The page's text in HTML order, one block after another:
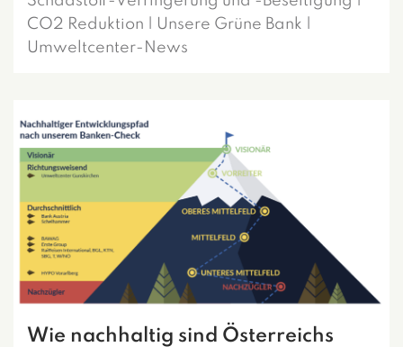
CO2 Reduktion | Unsere Grüne Bank |
Umweltcenter-News
Wie nachhaltig sind Österreichs